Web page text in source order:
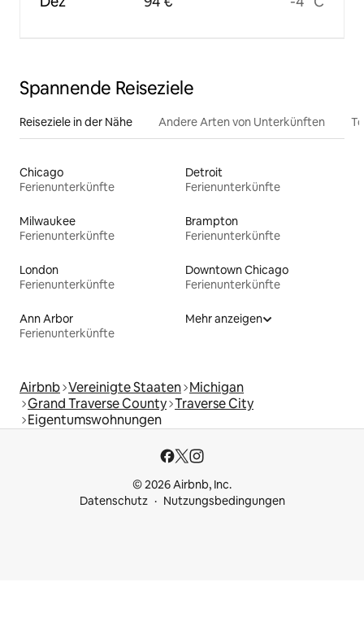
Spannende Reiseziele
Reiseziele in der Nähe Andere Arten von Unterkünften
Chicago
Ferienunterkünfte
Detroit
Ferienunterkünfte
Milwaukee
Ferienunterkünfte
Brampton
Ferienunterkünfte
London
Ferienunterkünfte
Downtown Chicago
Ferienunterkünfte
Ann Arbor
Ferienunterkünfte
Mehr anzeigen
Airbnb Vereinigte Staaten Michigan
Grand Traverse County Traverse City
Eigentumswohnungen
© 2026 Airbnb, Inc.
Datenschutz
Nutzungsbedingungen